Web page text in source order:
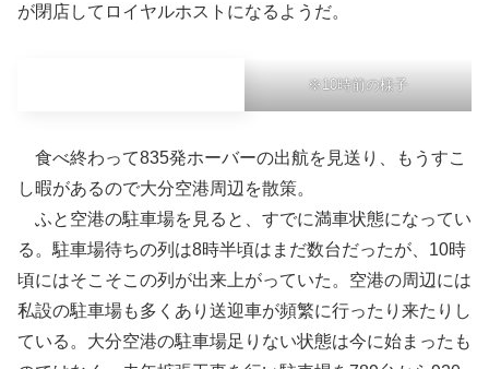
が閉店してロイヤルホストになるようだ。
※10時前の様子
食べ終わって835発ホーバーの出航を見送り、もうすこ
し暇があるので大分空港周辺を散策。
ふと空港の駐車場を見ると、すでに満車状態になってい
る。駐車場待ちの列は8時半頃はまだ数台だったが、10時
頃にはそこそこの列が出来上がっていた。空港の周辺には
私設の駐車場も多くあり送迎車が頻繁に行ったり来たりし
ている。大分空港の駐車場足りない状態は今に始まったも